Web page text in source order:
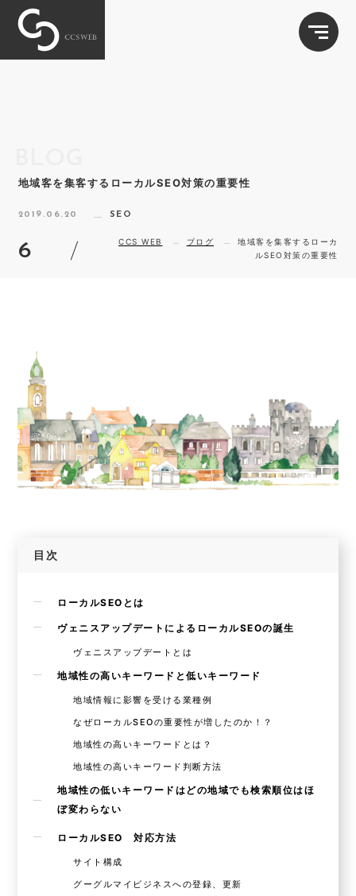
6
地域客を集客するローカルSEO対策の重要性
2019.06.20 SEO
CCS WEB ブログ
地域客を集客するローカ
ルSEO対策の重要性
目次
ローカルSEOとは
ヴェニスアップデートによるローカルSEOの誕生
ヴェニスアップデートとは
地域性の高いキーワードと低いキーワード
地域情報に影響を受ける業種例
なぜローカルSEOの重要性が増したのか！？
地域性の高いキーワードとは？
地域性の高いキーワード判断方法
地域性の低いキーワードはどの地域でも検索順位はほ
ぼ変わらない
ローカルSEO 対応方法
サイト構成
グーグルマイビジネスへの登録、更新